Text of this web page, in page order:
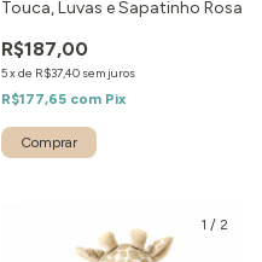
Touca, Luvas e Sapatinho Rosa
R$187,00
5xde R$37,40 sem juros
R$177,65 com Pix
Comprar
1 / 2